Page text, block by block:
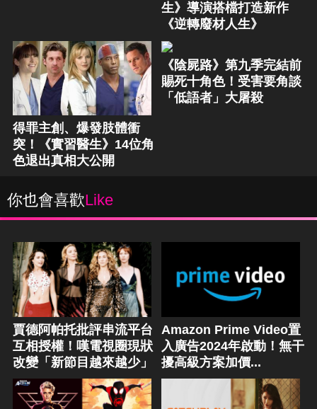
生》導演搭檔打造新作
《逆轉廢材人生》
得罪主創、爆發肢體衝
突！《實習醫生》14位角
色退出真相大公開
《陰屍路》第九季完結前
賜死十角色！受害要角談
「低語者」大屠殺
你也會喜歡Like
賈德阿帕托批評串流平台
互相授權！嘆電視圈現狀
改變「新節目越來越少」
Amazon Prime Video置
入廣告2024年啟動！無干
擾高級方案加價...